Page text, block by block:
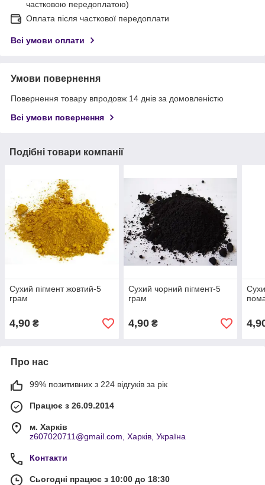
частковою передоплатою)
Оплата після часткової передоплати
Всі умови оплати
Умови повернення
Повернення товару впродовж 14 днів за домовленістю
Всі умови повернення
Подібні товари компанії
Сухий пігмент жовтий-5
грам
4,90 ₴
Сухий чорний пігмент-5
грам
4,90₴
Про нас
99% позитивних з 224 відгуків за рік
Працює з 26.09.2014
м. Харків
z607020711@gmail.com, Харків, Україна
Контакти
Сьогодні працює з 10:00 до 18:30